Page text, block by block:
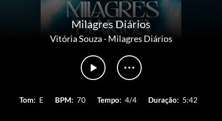
Milagres Diários
Vitória Souza-Milagres Diários
Tom: E BPM: 70 Tempo: 4/4 Duração: 5:42